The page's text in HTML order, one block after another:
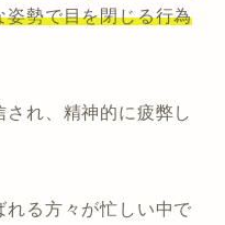
姿勢で目を閉じる行為
れ、精神的に疲弊し
る方々が忙しい中で